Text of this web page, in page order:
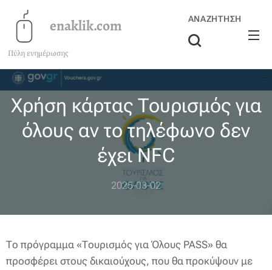
enaklik.com
Πύλη ενημέρωσης
ΑΝΑΖΉΤΗΣΗ
Χρήση κάρτας Τουρισμός για
όλους αν το τηλέφωνο δεν
έχει NFC
2025-03-02
Το πρόγραμμα «Τουρισμός για Όλους PASS» θα
προσφέρει στους δικαιούχους, που θα προκύψουν με